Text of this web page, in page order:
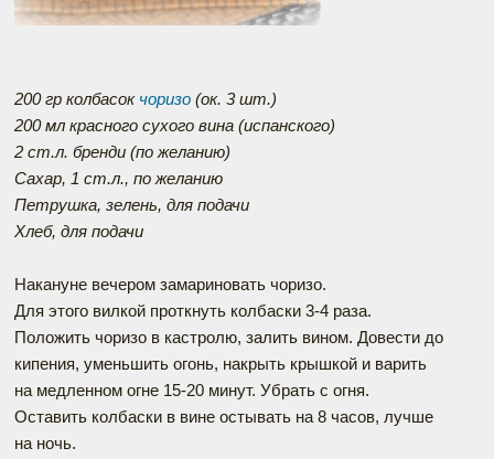
200 гр колбасок чоризо (ок. 3 шт.)
200 мл красного сухого вина (испанского)
2 ст.л. бренди (по желанию)
Сахар, 1 ст.л., по желанию
Петрушка, зелень, для подачи
Хлеб, для подачи
Накануне вечером замариновать чоризо.
Для этого вилкой проткнуть колбаски 3-4 раза.
Положить чоризо в кастролю, залить вином. Довести до
кипения, уменьшить огонь, накрыть крышкой и варить
на медленном огне 15-20 минут. Убрать с огня.
Оставить колбаски в вине остывать на 8 часов, лучше
на ночь.